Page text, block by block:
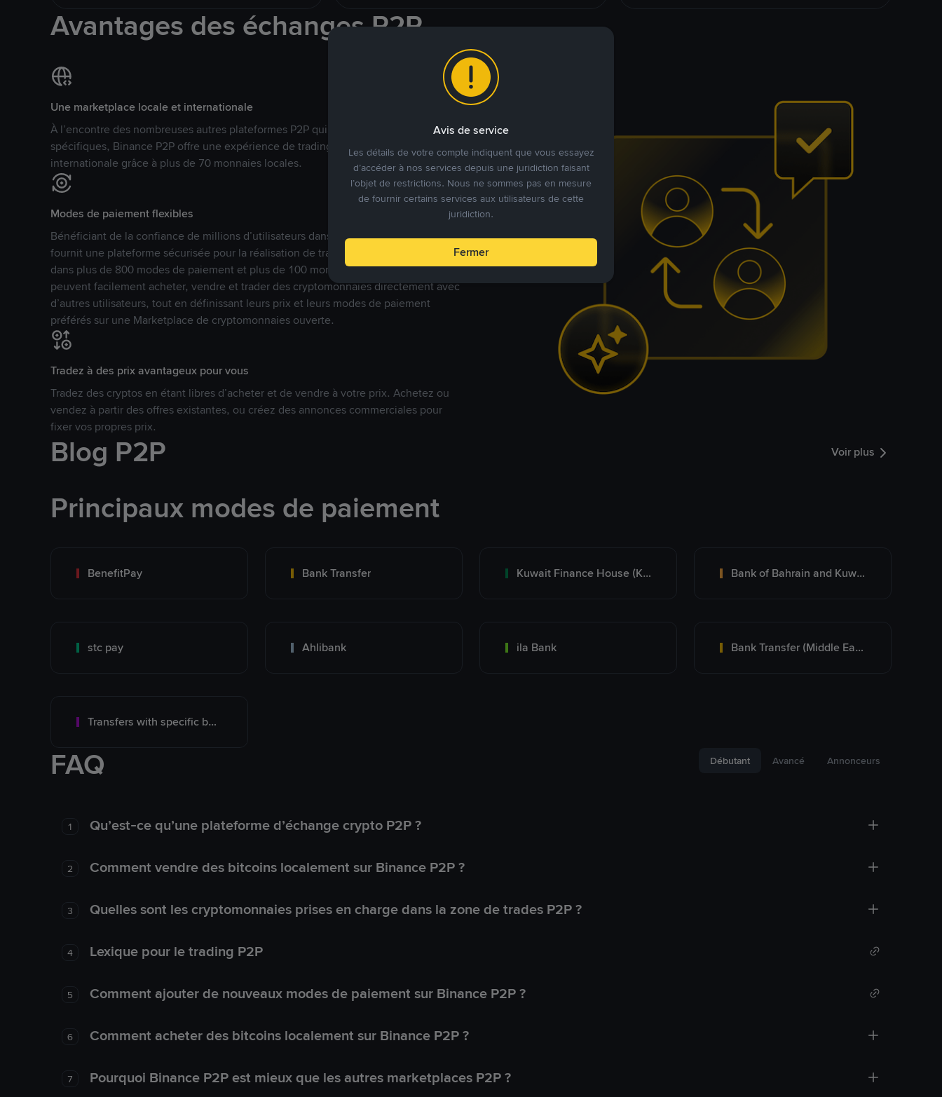
Avantages des échanges P2P
Une marketplace locale et internationale
À l’encontre des nombreuses autres plateformes P2P qui ciblent des marchés
spécifiques, Binance P2P offre une expérience de trading véritablement
internationale grâce à plus de 70 monnaies locales.
Modes de paiement flexibles
Bénéficiant de la confiance de millions d’utilisateurs dans le monde, Binance P2P
fournit une plateforme sécurisée pour la réalisation de trades en cryptomonnaies
dans plus de 800 modes de paiement et plus de 100 monnaies fiat. Les utilisateurs
peuvent facilement acheter, vendre et trader des cryptomonnaies directement avec
d’autres utilisateurs, tout en définissant leurs prix et leurs modes de paiement
préférés sur une Marketplace de cryptomonnaies ouverte.
Tradez à des prix avantageux pour vous
Tradez des cryptos en étant libres d’acheter et de vendre à votre prix. Achetez ou
vendez à partir des offres existantes, ou créez des annonces commerciales pour
fixer vos propres prix.
Blog P2P Voir plus
Principaux modes de paiement
BenefitPay Bank Transfer Kuwait Finance House (KFH) Bank of Bahrain and Kuwait B.S.C.
stc pay Ahlibank ila Bank Bank Transfer (Middle East)
Transfers with specific bank
FAQ Débutant Avancé Annonceurs
1 Qu’est-ce qu’une plateforme d’échange crypto P2P ?
2 Comment vendre des bitcoins localement sur Binance P2P ?
3 Quelles sont les cryptomonnaies prises en charge dans la zone de trades P2P ?
4 Lexique pour le trading P2P
5 Comment ajouter de nouveaux modes de paiement sur Binance P2P ?
6 Comment acheter des bitcoins localement sur Binance P2P ?
7 Pourquoi Binance P2P est mieux que les autres marketplaces P2P ?
Avis de service
Les détails de votre compte indiquent que vous essayez
d’accéder à nos services depuis une juridiction faisant
l’objet de restrictions. Nous ne sommes pas en mesure
de fournir certains services aux utilisateurs de cette
juridiction.
Fermer